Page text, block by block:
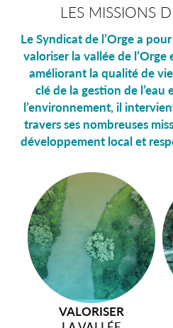
LES MISSIONS
Le Syndicat de l’Orge a
valoriser la vallée de
améliorant la qualité de
clé de la gestion de
l’environnement, il
travers ses nombreuses
développement local et
VALORISER
PRÉSERVER
FACILITERVOTRE
PRÉVENIRLE
SENSIBILISERÀ
Le Syndicat de l’Orge
sensibilisation à
mobiliser les habitants sur les
préservation des milieux
biodiversité.À travers des